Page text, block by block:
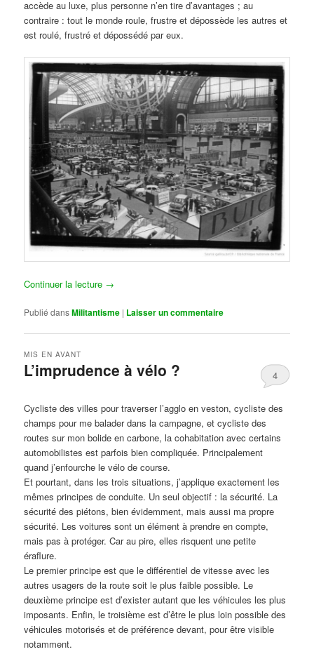
accède au luxe, plus personne n’en tire d’avantages ; au
contraire : tout le monde roule, frustre et dépossède les autres et
est roulé, frustré et dépossédé par eux.
Continuer la lecture →
Publié dansMilitantisme | Laisser un commentaire
L’imprudence à vélo ?
MIS EN AVANT
4
Cycliste des villes pour traverser l’agglo en veston, cycliste des
champs pour me balader dans la campagne, et cycliste des
routes sur mon bolide en carbone, la cohabitation avec certains
automobilistes est parfois bien compliquée. Principalement
quand j’enfourche le vélo de course.
Et pourtant, dans les trois situations, j’applique exactement les
mêmes principes de conduite. Un seul objectif : la sécurité. La
sécurité des piétons, bien évidemment, mais aussi ma propre
sécurité. Les voitures sont un élément à prendre en compte,
mais pas à protéger. Car au pire, elles risquent une petite
éraflure.
Le premier principe est que le différentiel de vitesse avec les
autres usagers de la route soit le plus faible possible. Le
deuxième principe est d’exister autant que les véhicules les plus
imposants. Enfin, le troisième est d’être le plus loin possible des
véhicules motorisés et de préférence devant, pour être visible
notamment.